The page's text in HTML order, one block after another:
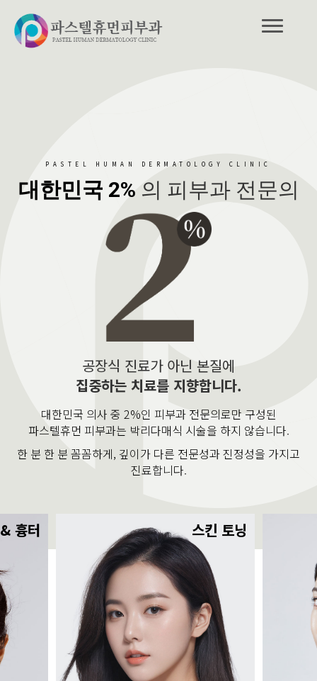
PASTEL HUMAN DERMATOLOGY CLINIC
대한민국 2% 의 피부과 전문의
공장식 진료가 아닌 본질에
집중하는 치료를 지향합니다.
대한민국 의사 중 2%인 피부과 전문의로만 구성된
파스텔휴먼 피부과는 박리다매식 시술을 하지 않습니다.
한 분 한 분 꼼꼼하게, 깊이가 다른 전문성과 진정성을 가지고
진료합니다.
흉터 스킨 토닝